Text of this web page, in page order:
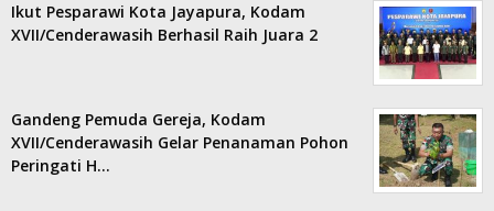
Ikut Pesparawi Kota Jayapura, Kodam
XVII/Cenderawasih Berhasil Raih Juara 2
Gandeng Pemuda Gereja, Kodam
XVII/Cenderawasih Gelar Penanaman Pohon
Peringati H…